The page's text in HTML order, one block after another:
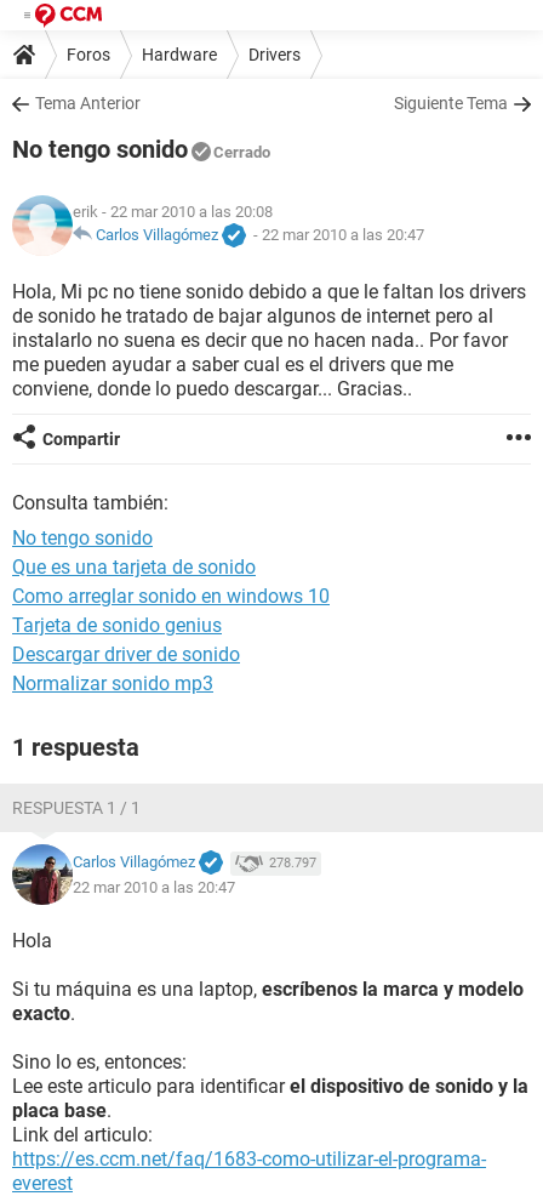
Foros Hardware Drivers
Tema Anterior Siguiente Tema
No tengo sonido Cerrado
erik - 22 mar 2010 a las 20:08
Carlos Villagómez
- 22 mar 2010 a las 20:47
Hola, Mi pc no tiene sonido debido a que le faltan los drivers
de sonido he tratado de bajar algunos de internet pero al
instalarlo no suena es decir que no hacen nada.. Por favor
me pueden ayudar a saber cual es el drivers que me
conviene, donde lo puedo descargar... Gracias..
Compartir
Consulta también:
No tengo sonido
Que es una tarjeta de sonido
Como arreglar sonido en windows 10
Tarjeta de sonido genius
Descargar driver de sonido
Normalizar sonido mp3
1 respuesta
RESPUESTA 1 / 1
Carlos Villagómez 278.797
22 mar 2010 a las 20:47
Hola
Si tu máquina es una laptop, escríbenos la marca y modelo
exacto.
Sino lo es, entonces:
Lee este articulo para identificarel dispositivo de sonido y la
placa base.
Link del articulo:
https://es.ccm.net/faq/1683-como-utilizar-el-programa-
everest